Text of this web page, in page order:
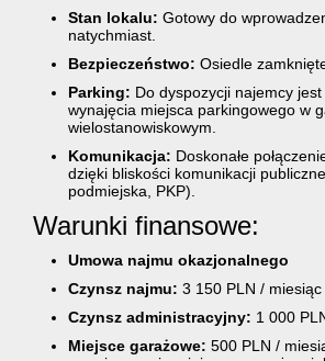
Stan lokalu: Gotowy do
natychmiast.
Bezpieczeństwo: Osiedle
Parking: Do dyspozycji najemcy
wynajęcia miejsca parkingowego w
wielostanowiskowym.
Komunikacja: Doskonałe
dzięki bliskości komunikacji
podmiejska, PKP).
Warunki finansowe:
Umowa najmu okazjonalnego
Czynsz najmu: 3 150 PLN / miesiąc
Czynsz administracyjny: 1 000
Miejsce garażowe: 500 PLN /